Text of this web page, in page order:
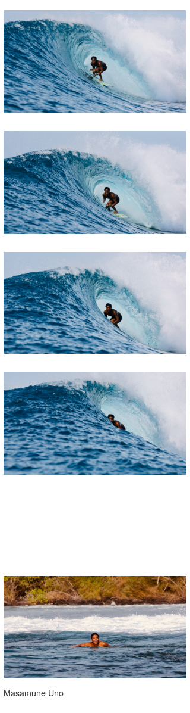
Masamune Uno